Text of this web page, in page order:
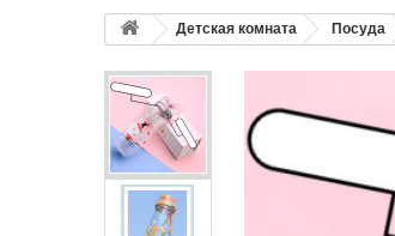
Детская комната Посуда